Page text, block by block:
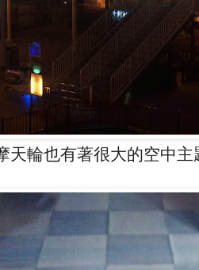
天輪也有著很大的空中